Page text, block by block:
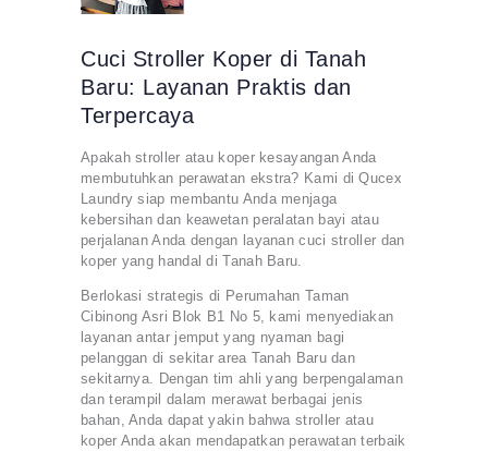
Cuci Stroller Koper di Tanah
Baru: Layanan Praktis dan
Terpercaya
Apakah stroller atau koper kesayangan Anda
membutuhkan perawatan ekstra? Kami di Qucex
Laundry siap membantu Anda menjaga
kebersihan dan keawetan peralatan bayi atau
perjalanan Anda dengan layanan cuci stroller dan
koper yang handal di Tanah Baru.
Berlokasi strategis di Perumahan Taman
Cibinong Asri Blok B1 No 5, kami menyediakan
layanan antar jemput yang nyaman bagi
pelanggan di sekitar area Tanah Baru dan
sekitarnya. Dengan tim ahli yang berpengalaman
dan terampil dalam merawat berbagai jenis
bahan, Anda dapat yakin bahwa stroller atau
koper Anda akan mendapatkan perawatan terbaik